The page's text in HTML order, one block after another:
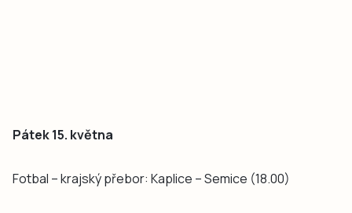
Pátek 15. května
Fotbal – krajský přebor: Kaplice – Semice (18.00)